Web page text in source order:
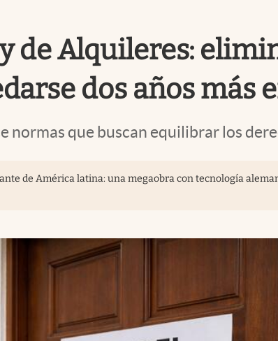
de Alquileres:
dos años más
normas que buscan equilibrar los
de América latina: una megaobra con tecnología